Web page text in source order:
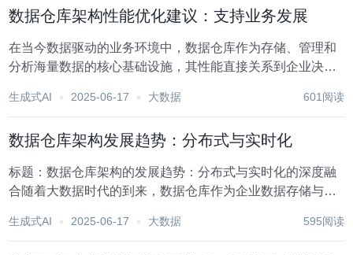
数据仓库架构性能优化建议：支持业务发展
在当今数据驱动的业务环境中，数据仓库作为存储、管理和
分析海量数据的核心基础设施，其性能直接关系到企业决策
询复杂度的提升以及实时性要求的增强，对数据仓库架构的
生成式AI 2025-06-17 大数据 601阅读
数据仓库架构发展趋势：分布式与实时化
标题：数据仓库架构的发展趋势：分布式与实时化的深度融
合随着大数据时代的到来，数据仓库作为企业数据存储与分
速产生和多样化需求的驱动下，数据仓库架构正逐步向分布
生成式AI 2025-06-17 大数据 595阅读